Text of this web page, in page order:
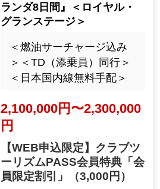
ランダ8日間』＜ロイヤル・
グランステージ＞
＜燃油サーチャージ込み
＞＜TD（添乗員）同行＞
＜日本国内線無料手配＞
2,100,000円〜2,300,000
円
【WEB申込限定】クラブツ
ーリズムPASS会員特典「会
員限定割引」
（3,000円）